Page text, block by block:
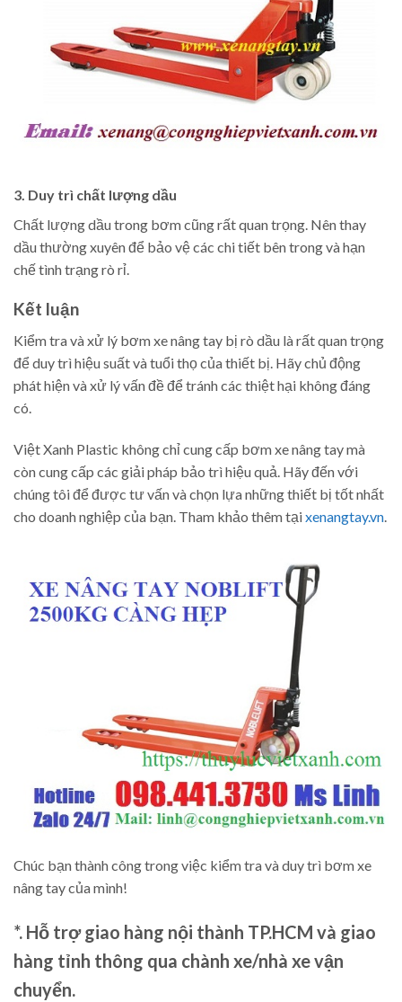
3. Duy trì chất lượng dầu
Chất lượng dầu trong bơm cũng rất quan trọng. Nên thay
dầu thường xuyên để bảo vệ các chi tiết bên trong và hạn
chế tình trạng rò rỉ.
Kết luận
Kiểm tra và xử lý bơm xe nâng tay bị rò dầu là rất quan trọng
để duy trì hiệu suất và tuổi thọ của thiết bị. Hãy chủ động
phát hiện và xử lý vấn đề để tránh các thiệt hại không đáng
có.
Việt Xanh Plastic không chỉ cung cấp bơm xe nâng tay mà
còn cung cấp các giải pháp bảo trì hiệu quả. Hãy đến với
chúng tôi để được tư vấn và chọn lựa những thiết bị tốt nhất
cho doanh nghiệp của bạn. Tham khảo thêm tạixenangtay.vn
Chúc bạn thành công trong việc kiểm tra và duy trì bơm xe
nâng tay của mình!
*. Hỗ trợ giao hàng nội thành TP.HCM và giao
hàng tỉnh thông qua chành xe/nhà xe vận
chuyển.